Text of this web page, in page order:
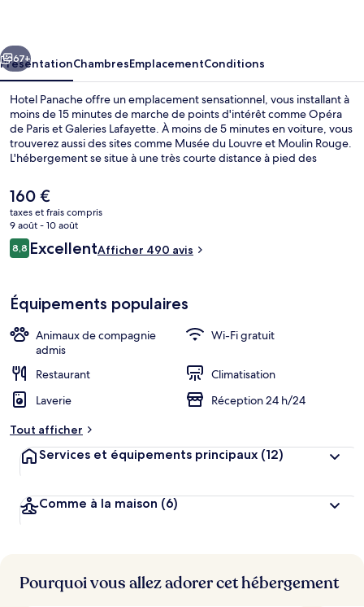
Suivant
67+
PrésentationChambresEmplacementConditions
Hotel Panache offre un emplacement sensationnel, vous installant à
moins de 15 minutes de marche de points d'intérêt comme Opéra
de Paris et Galeries Lafayette. À moins de 5 minutes en voiture, vous
trouverez aussi des sites comme Musée du Louvre et Moulin Rouge.
L'hébergement se situe à une très courte distance à pied des
3 min et Station de métro Le Peletier, à 4 min.
Le
prix
actuel
est
de
160 €
taxes et frais compris
9 août - 10 août
Avis
voyageurs
8,88,8 sur 10
ExcellentAfficher 490 avis
Équipements populaires
Animaux de compagnie
admis
Wi-Fi gratuit
Restaurant
Climatisation
Laverie
Réception 24 h/24
Tout afficher
Services et équipements principaux (12)
Comme à la maison (6)
Pourquoi vous allez adorer cet hébergement